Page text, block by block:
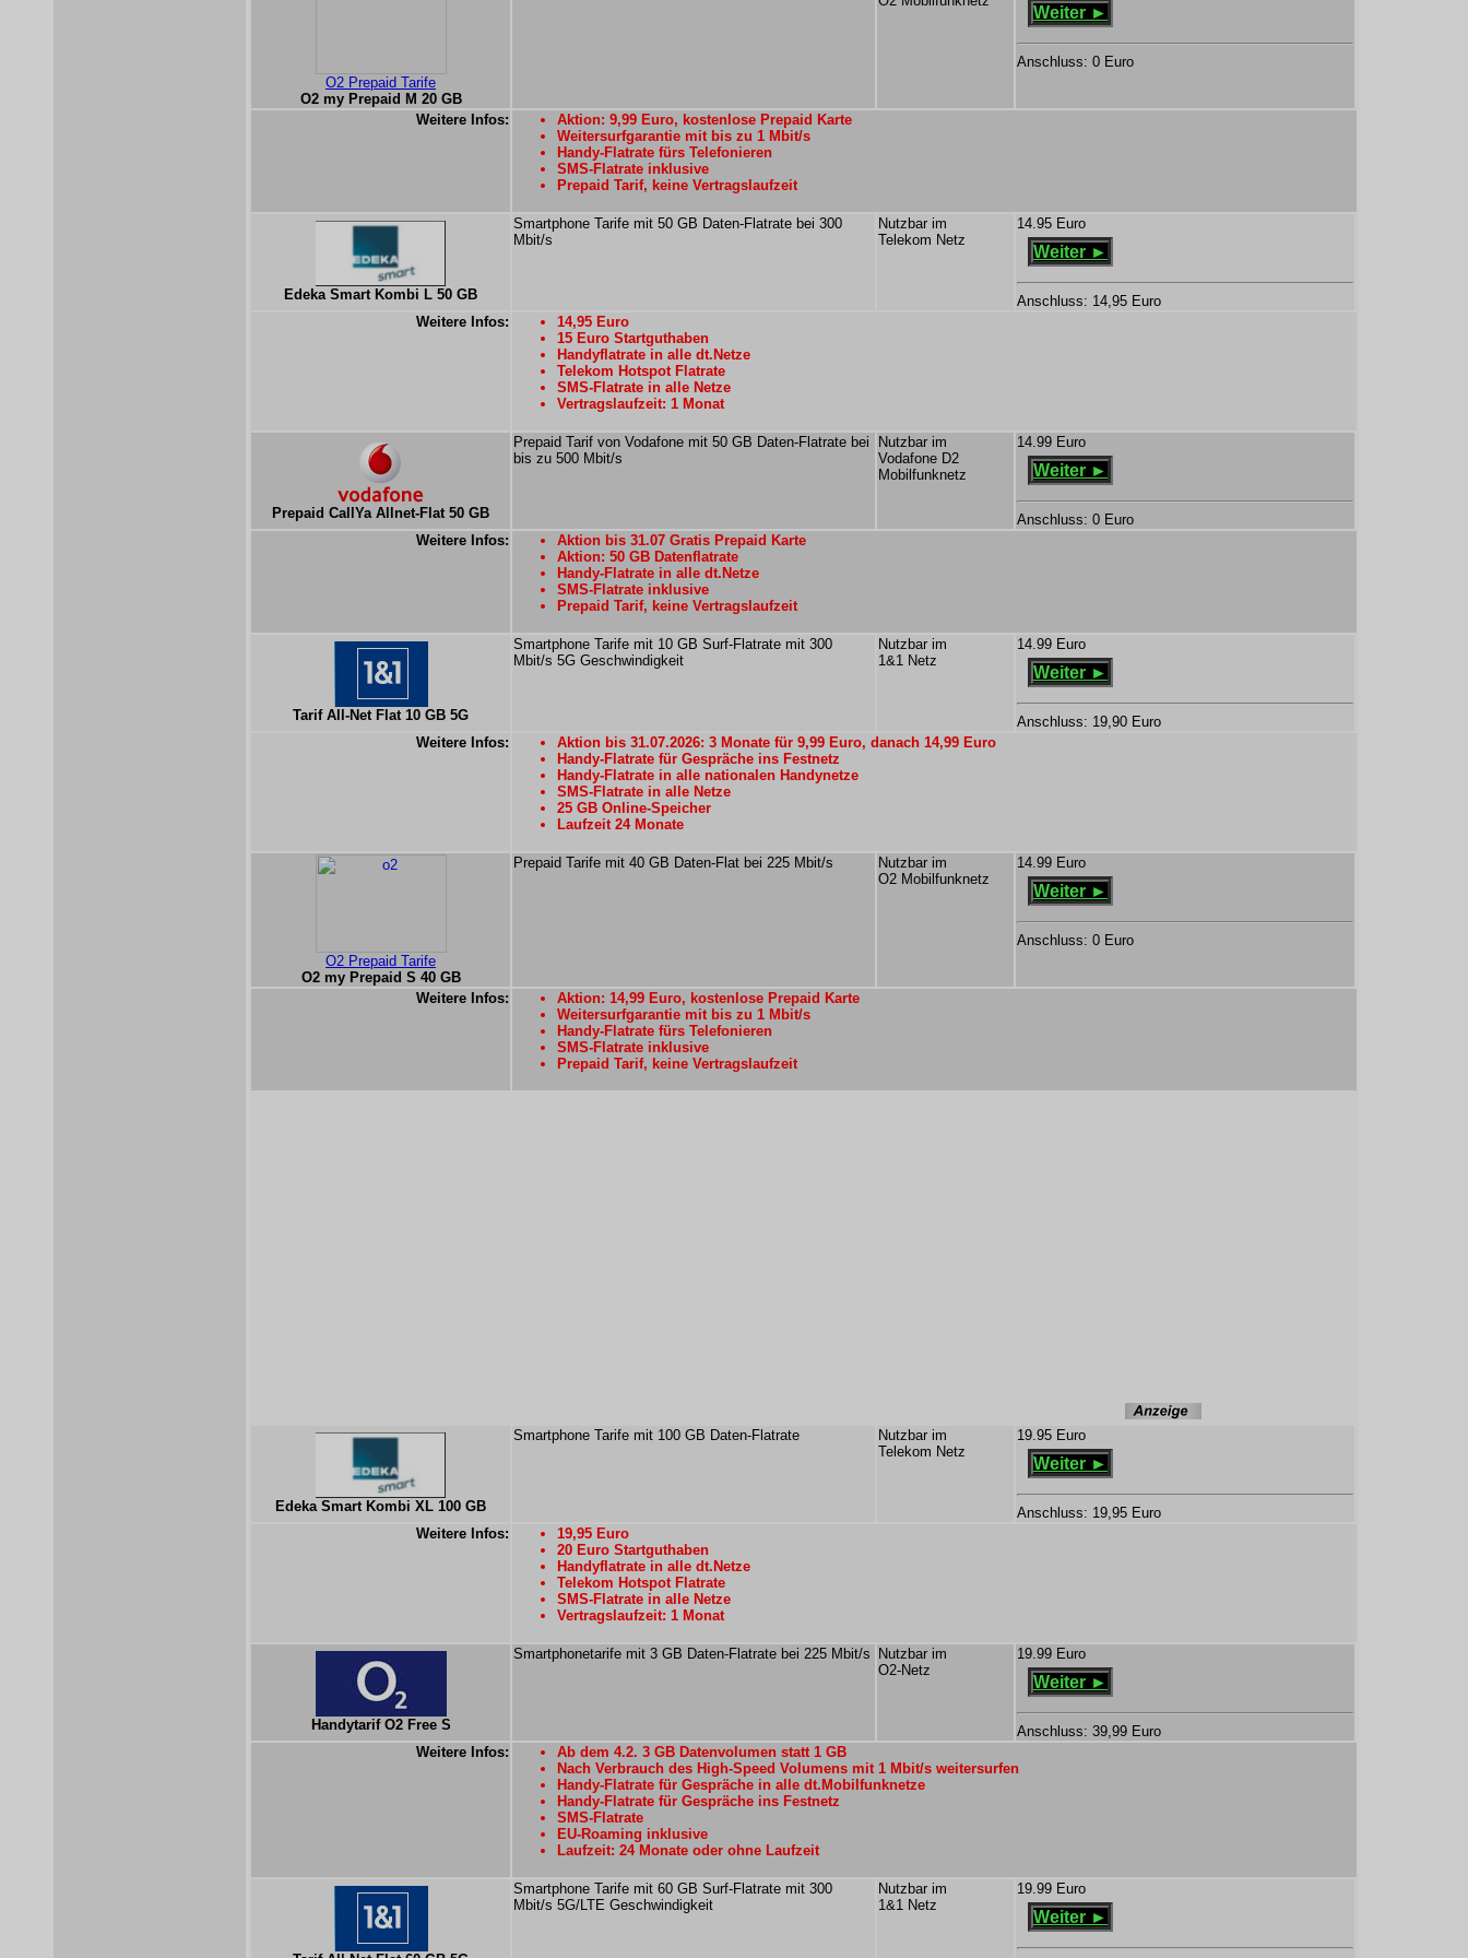
O2 Prepaid Tarife
O2 my Prepaid M 20 GB
Weiter ►
Anschluss: 0 Euro
Weitere Infos:
Aktion: 9,99 Euro, kostenlose Prepaid Karte
Weitersurfgarantie mit bis zu 1 Mbit/s
Handy-Flatrate fürs Telefonieren
SMS-Flatrate inklusive
Prepaid Tarif, keine Vertragslaufzeit
Edeka Smart Kombi L 50 GB
Smartphone Tarife mit 50 GB Daten-Flatrate bei 300
Mbit/s
Nutzbar im
Telekom Netz
14.95 Euro
Weiter ►
Anschluss: 14,95 Euro
Weitere Infos:
14,95 Euro
15 Euro Startguthaben
Handyflatrate in alle dt.Netze
Telekom Hotspot Flatrate
SMS-Flatrate in alle Netze
Vertragslaufzeit: 1 Monat
Prepaid CallYa Allnet-Flat 50 GB
Prepaid Tarif von Vodafone mit 50 GB Daten-Flatrate bei
bis zu 500 Mbit/s
Nutzbar im
Vodafone D2
Mobilfunknetz
14.99 Euro
Weiter ►
Anschluss: 0 Euro
Weitere Infos:
Aktion bis 31.07 Gratis Prepaid Karte
Aktion: 50 GB Datenflatrate
Handy-Flatrate in alle dt.Netze
SMS-Flatrate inklusive
Prepaid Tarif, keine Vertragslaufzeit
Tarif All-Net Flat 10 GB 5G
Smartphone Tarife mit 10 GB Surf-Flatrate mit 300
Mbit/s 5G Geschwindigkeit
Nutzbar im
1&1 Netz
14.99 Euro
Weiter ►
Anschluss: 19,90 Euro
Weitere Infos:
Aktion bis 31.07.2026: 3 Monate für 9,99 Euro, danach 14,99 Euro
Handy-Flatrate für Gespräche ins Festnetz
Handy-Flatrate in alle nationalen Handynetze
SMS-Flatrate in alle Netze
25 GB Online-Speicher
Laufzeit 24 Monate
O2 Prepaid Tarife
O2 my Prepaid S 40 GB
Prepaid Tarife mit 40 GB Daten-Flat bei 225 Mbit/s
Nutzbar im
O2 Mobilfunknetz
14.99 Euro
Weiter ►
Anschluss: 0 Euro
Weitere Infos:
Aktion: 14,99 Euro, kostenlose Prepaid Karte
Weitersurfgarantie mit bis zu 1 Mbit/s
Handy-Flatrate fürs Telefonieren
SMS-Flatrate inklusive
Prepaid Tarif, keine Vertragslaufzeit
Edeka Smart Kombi XL 100 GB
Smartphone Tarife mit 100 GB Daten-Flatrate
Nutzbar im
Telekom Netz
19.95 Euro
Weiter ►
Anschluss: 19,95 Euro
Weitere Infos:
19,95 Euro
20 Euro Startguthaben
Handyflatrate in alle dt.Netze
Telekom Hotspot Flatrate
SMS-Flatrate in alle Netze
Vertragslaufzeit: 1 Monat
Handytarif O2 Free S
Smartphonetarife mit 3 GB Daten-Flatrate bei 225 Mbit/s
Nutzbar im
O2-Netz
19.99 Euro
Weiter ►
Anschluss: 39,99 Euro
Weitere Infos:
Ab dem 4.2. 3 GB Datenvolumen statt 1 GB
Nach Verbrauch des High-Speed Volumens mit 1 Mbit/s weitersurfen
Handy-Flatrate für Gespräche in alle dt.Mobilfunknetze
Handy-Flatrate für Gespräche ins Festnetz
SMS-Flatrate
EU-Roaming inklusive
Laufzeit: 24 Monate oder ohne Laufzeit
Smartphone Tarife mit 60 GB Surf-Flatrate mit 300
Mbit/s 5G/LTE Geschwindigkeit
Nutzbar im
1&1 Netz
19.99 Euro
Weiter ►